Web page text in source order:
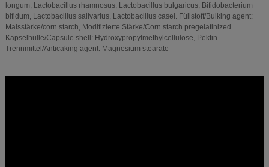
longum, Lactobacillus rhamnosus, Lactobacillus bulgaricus, Bifidobacterium
bifidum, Lactobacillus salivarius, Lactobacillus casei. Füllstoff/Bulking agent:
Maisstärke/corn starch, Modifizierte Stärke/Corn starch pregelatinized.
Kapselhülle/Capsule shell: Hydroxypropylmethylcellulose, Pektin.
Trennmittel/Anticaking agent: Magnesium stearate